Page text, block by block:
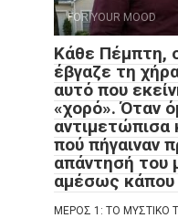
FOR YOUR MOOD
Κάθε Πέμπτη,
έβγαζε τη
αυτό που
«χορό». Όταν
αντιμετώπισα
πού πήγαιναν
απάντησή του
αμέσως κάπου
ΜΕΡΟΣ 1: ΤΟ ΜΥΣΤΙΚΟ